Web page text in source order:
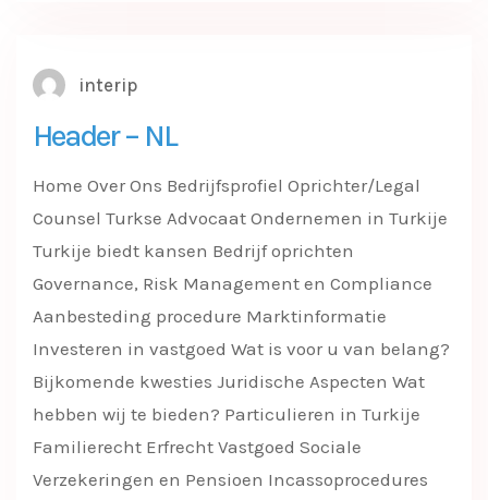
interip
Header – NL
Home Over Ons Bedrijfsprofiel Oprichter/Legal
Counsel Turkse Advocaat Ondernemen in Turkije
Turkije biedt kansen Bedrijf oprichten
Governance, Risk Management en Compliance
Aanbesteding procedure Marktinformatie
Investeren in vastgoed Wat is voor u van belang?
Bijkomende kwesties Juridische Aspecten Wat
hebben wij te bieden? Particulieren in Turkije
Familierecht Erfrecht Vastgoed Sociale
Verzekeringen en Pensioen Incassoprocedures